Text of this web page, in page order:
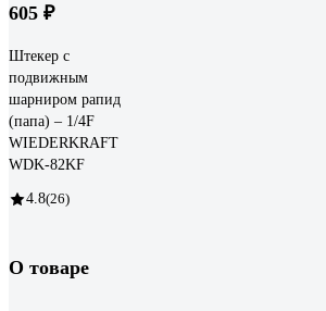
605 ₽
Штекер с
подвижным
шарниром рапид
(папа) – 1/4F
WIEDERKRAFT
WDK-82KF
4.8(26)
О товаре